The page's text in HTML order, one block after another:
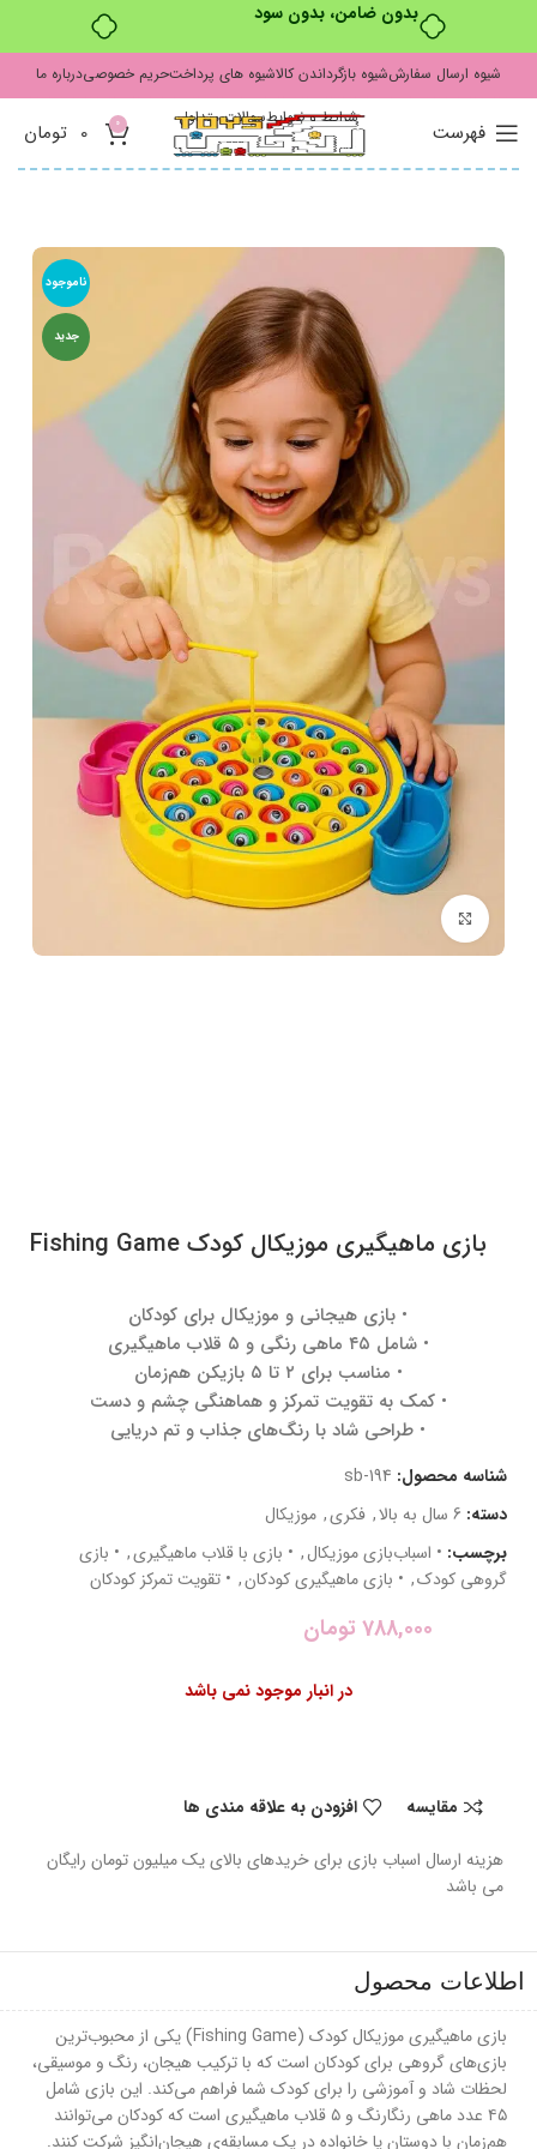
بدون ضامن، بدون سود
شیوه ارسال سفارششیوه بازگرداندن کالاشیوه های پرداختحریم خصوصیدرباره ما
شرایط و ضوابطسوالات متداول
فهرست 0
0 تومان
ناموجود
جدید
برای بزرگنمایی کلیک کنید
بازی ماهیگیری موزیکال کودک Fishing Game
• بازی هیجانی و موزیکال برای کودکان
• شامل ۴۵ ماهی رنگی و ۵ قلاب ماهیگیری
• مناسب برای ۲ تا ۵ بازیکن هم‌زمان
• کمک به تقویت تمرکز و هماهنگی چشم و دست
• طراحی شاد با رنگ‌های جذاب و تم دریایی
شناسه محصول: sb-194
دسته: 6 سال به بالا , فکری, موزیکال
برچسب: • اسباب‌بازی موزیکال, • بازی با قلاب ماهیگیری, • بازی
گروهی کودک, • بازی ماهیگیری کودکان, • تقویت تمرکز کودکان
788,000 تومان
در انبار موجود نمی باشد
مقایسه افزودن به علاقه مندی ها
هزینه ارسال اسباب بازی برای خریدهای بالای یک میلیون تومان رایگان
می باشد
اطلاعات محصول
بازی ماهیگیری موزیکال کودک (Fishing Game) یکی از محبوب‌ترین
بازی‌های گروهی برای کودکان است که با ترکیب هیجان، رنگ و موسیقی،
لحظات شاد و آموزشی را برای کودک شما فراهم می‌کند. این بازی شامل
۴۵ عدد ماهی رنگارنگ و ۵ قلاب ماهیگیری است که کودکان می‌توانند
هم‌زمان با دوستان یا خانواده در یک مسابقه‌ی هیجان‌انگیز شرکت کنند.